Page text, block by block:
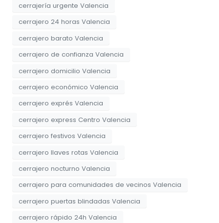
cerrajería urgente Valencia
cerrajero 24 horas Valencia
cerrajero barato Valencia
cerrajero de confianza Valencia
cerrajero domicilio Valencia
cerrajero económico Valencia
cerrajero exprés Valencia
cerrajero express Centro Valencia
cerrajero festivos Valencia
cerrajero llaves rotas Valencia
cerrajero nocturno Valencia
cerrajero para comunidades de vecinos Valencia
cerrajero puertas blindadas Valencia
cerrajero rápido 24h Valencia